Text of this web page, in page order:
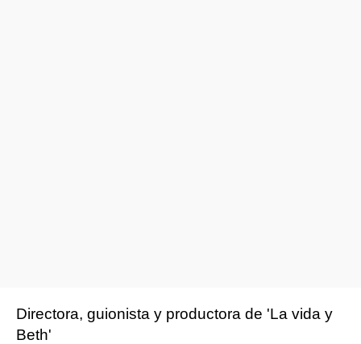
Directora, guionista y productora de 'La vida y
Beth'